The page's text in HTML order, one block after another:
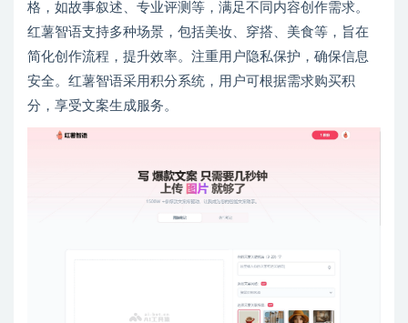
格，如故事叙述、专业评测等，满足不同内容创作需求。
红薯智语支持多种场景，包括美妆、穿搭、美食等，旨在
简化创作流程，提升效率。注重用户隐私保护，确保信息
安全。红薯智语采用积分系统，用户可根据需求购买积
分，享受文案生成服务。